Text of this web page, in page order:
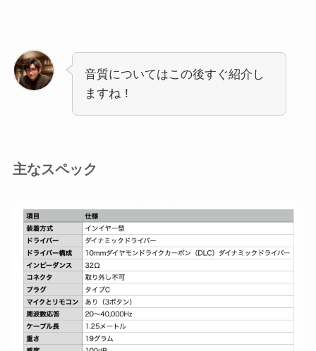
音質についてはこの後すぐ紹介し
ますね！
主なスペック